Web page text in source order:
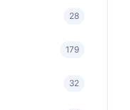
28
179
32